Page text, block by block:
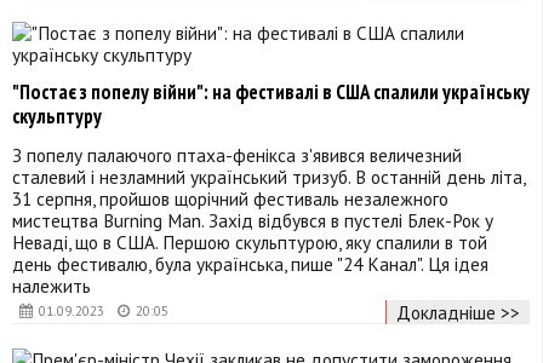
01.09.2023 20:05
"Постає з попелу війни": на фестивалі в США спалили українську
скульптуру
З попелу палаючого птаха-фенікса з'явився величезний
сталевий і незламний український тризуб. В останній день літа,
31 серпня, пройшов щорічний фестиваль незалежного
мистецтва Burning Man. Захід відбувся в пустелі Блек-Рок у
Неваді, що в США. Першою скульптурою, яку спалили в той
день фестивалю, була українська, пише "24 Канал". Ця ідея
належить
Докладніше >>